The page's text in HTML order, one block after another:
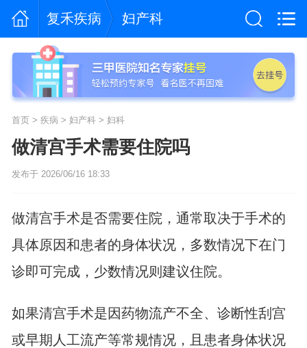
复禾疾病 妇产科
首页> 疾病 > 妇产科> 妇科
做清宫手术需要住院吗
发布于 2026/06/16 18:33
做清宫手术是否需要住院，通常取决于手术的
具体原因和患者的身体状况，多数情况下在门
诊即可完成，少数情况则建议住院。
如果清宫手术是因药物流产不全、诊断性刮宫
或早期人工流产等常规情况，且患者身体状况